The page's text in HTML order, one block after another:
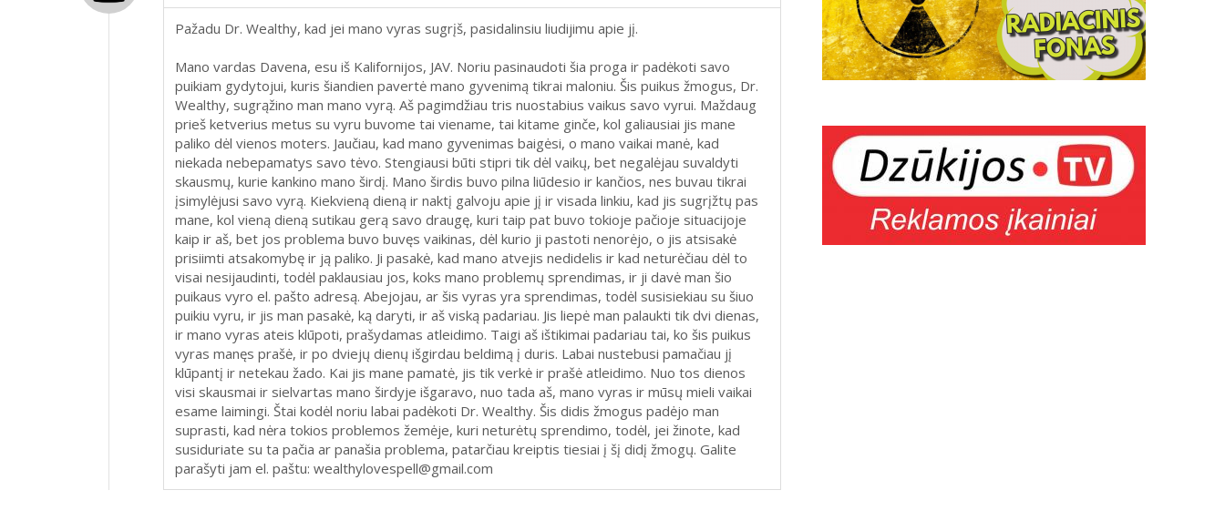
Pažadu Dr. Wealthy, kad jei mano vyras sugrįš, pasidalinsiu liudijimu apie jį.
Mano vardas Davena, esu iš Kalifornijos, JAV. Noriu pasinaudoti šia proga ir padėkoti savo
puikiam gydytojui, kuris šiandien pavertė mano gyvenimą tikrai maloniu. Šis puikus žmogus, Dr.
Wealthy, sugrąžino man mano vyrą. Aš pagimdžiau tris nuostabius vaikus savo vyrui. Maždaug
prieš ketverius metus su vyru buvome tai viename, tai kitame ginče, kol galiausiai jis mane
paliko dėl vienos moters. Jaučiau, kad mano gyvenimas baigėsi, o mano vaikai manė, kad
niekada nebepamatys savo tėvo. Stengiausi būti stipri tik dėl vaikų, bet negalėjau suvaldyti
skausmų, kurie kankino mano širdį. Mano širdis buvo pilna liūdesio ir kančios, nes buvau tikrai
įsimylėjusi savo vyrą. Kiekvieną dieną ir naktį galvoju apie jį ir visada linkiu, kad jis sugrįžtų pas
mane, kol vieną dieną sutikau gerą savo draugę, kuri taip pat buvo tokioje pačioje situacijoje
kaip ir aš, bet jos problema buvo buvęs vaikinas, dėl kurio ji pastoti nenorėjo, o jis atsisakė
prisiimti atsakomybę ir ją paliko. Ji pasakė, kad mano atvejis nedidelis ir kad neturėčiau dėl to
visai nesijaudinti, todėl paklausiau jos, koks mano problemų sprendimas, ir ji davė man šio
puikaus vyro el. pašto adresą. Abejojau, ar šis vyras yra sprendimas, todėl susisiekiau su šiuo
puikiu vyru, ir jis man pasakė, ką daryti, ir aš viską padariau. Jis liepė man palaukti tik dvi dienas,
ir mano vyras ateis klūpoti, prašydamas atleidimo. Taigi aš ištikimai padariau tai, ko šis puikus
vyras manęs prašė, ir po dviejų dienų išgirdau beldimą į duris. Labai nustebusi pamačiau jį
klūpantį ir netekau žado. Kai jis mane pamatė, jis tik verkė ir prašė atleidimo. Nuo tos dienos
visi skausmai ir sielvartas mano širdyje išgaravo, nuo tada aš, mano vyras ir mūsų mieli vaikai
esame laimingi. Štai kodėl noriu labai padėkoti Dr. Wealthy. Šis didis žmogus padėjo man
suprasti, kad nėra tokios problemos žemėje, kuri neturėtų sprendimo, todėl, jei žinote, kad
susiduriate su ta pačia ar panašia problema, patarčiau kreiptis tiesiai į šį didį žmogų. Galite
parašyti jam el. paštu: wealthylovespell@gmail.com